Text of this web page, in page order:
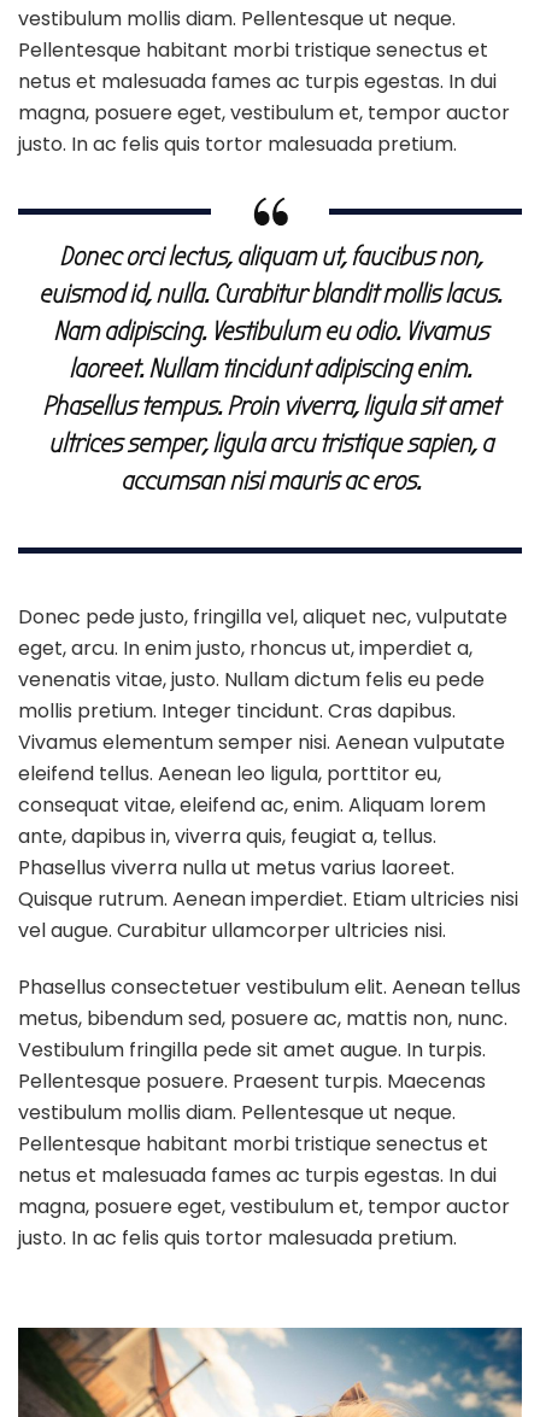
vestibulum mollis diam. Pellentesque ut neque.
Pellentesque habitant morbi tristique senectus et
netus et malesuada fames ac turpis egestas. In dui
magna, posuere eget, vestibulum et, tempor auctor
justo. In ac felis quis tortor malesuada pretium.
Donec orci lectus, aliquam ut, faucibus non,
euismod id, nulla. Curabitur blandit mollis lacus.
Nam adipiscing. Vestibulum eu odio. Vivamus
laoreet. Nullam tincidunt adipiscing enim.
Phasellus tempus. Proin viverra, ligula sit amet
ultrices semper, ligula arcu tristique sapien, a
accumsan nisi mauris ac eros.
Donec pede justo, fringilla vel, aliquet nec, vulputate
eget, arcu. In enim justo, rhoncus ut, imperdiet a,
venenatis vitae, justo. Nullam dictum felis eu pede
mollis pretium. Integer tincidunt. Cras dapibus.
Vivamus elementum semper nisi. Aenean vulputate
eleifend tellus. Aenean leo ligula, porttitor eu,
consequat vitae, eleifend ac, enim. Aliquam lorem
ante, dapibus in, viverra quis, feugiat a, tellus.
Phasellus viverra nulla ut metus varius laoreet.
Quisque rutrum. Aenean imperdiet. Etiam ultricies nisi
vel augue. Curabitur ullamcorper ultricies nisi.
Phasellus consectetuer vestibulum elit. Aenean tellus
metus, bibendum sed, posuere ac, mattis non, nunc.
Vestibulum fringilla pede sit amet augue. In turpis.
Pellentesque posuere. Praesent turpis. Maecenas
vestibulum mollis diam. Pellentesque ut neque.
Pellentesque habitant morbi tristique senectus et
netus et malesuada fames ac turpis egestas. In dui
magna, posuere eget, vestibulum et, tempor auctor
justo. In ac felis quis tortor malesuada pretium.